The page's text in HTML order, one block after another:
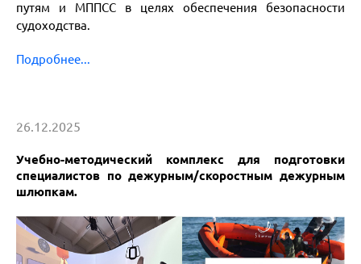
путям и МППСС в целях обеспечения безопасности
судоходства.
Подробнее...
26.12.2025
Учебно-методический комплекс для подготовки
специалистов по дежурным/скоростным дежурным
шлюпкам.